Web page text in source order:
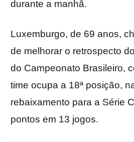
durante a manhã.
Luxemburgo, de 69 anos,
de melhorar o retrospecto
do Campeonato Brasileiro,
time ocupa a 18ª posição,
rebaixamento para a Série
pontos em 13 jogos.